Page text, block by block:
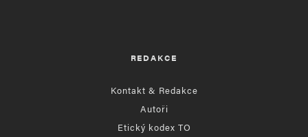
REDAKCE
Kontakt & Redakce
Autoři
Etický kodex TO